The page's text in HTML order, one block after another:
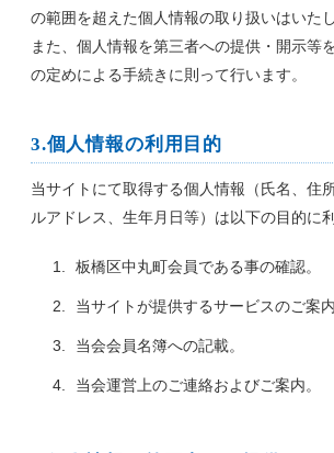
の範囲を超えた個人情報の取り扱いはいたし
また、個人情報を第三者への提供・開示等
の定めによる手続きに則って行います。
3.個人情報の利用目的
当サイトにて取得する個人情報（氏名、住
ルアドレス、生年月日等）は以下の目的に
板橋区中丸町会員である事の確認。
当サイトが提供するサービスのご案内
当会会員名簿への記載。
当会運営上のご連絡およびご案内。